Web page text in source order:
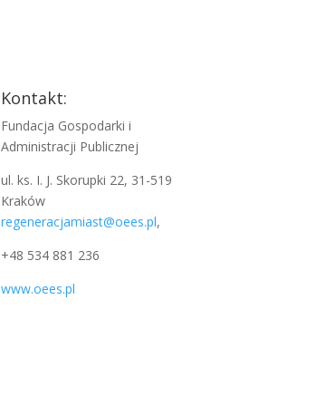
Kontakt:
Fundacja Gospodarki i
Administracji Publicznej
ul. ks. I. J. Skorupki 22, 31-519
Kraków
regeneracjamiast@oees.pl,
+48 534 881 236
www.oees.pl